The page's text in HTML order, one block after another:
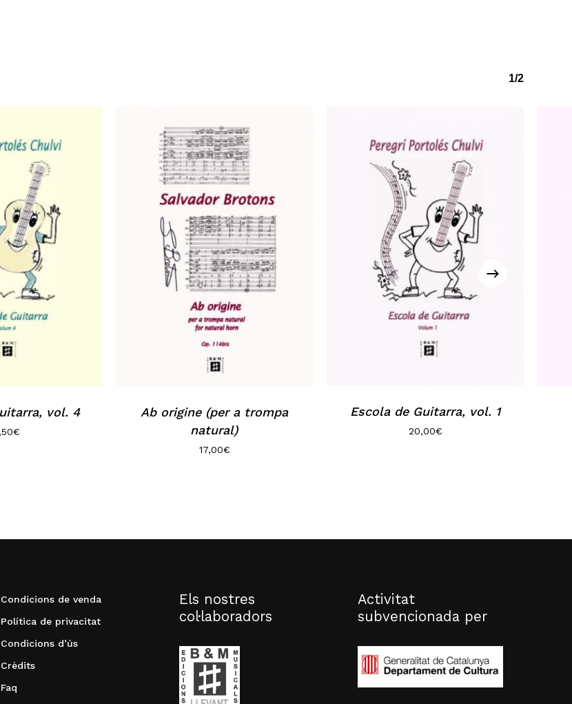
1/2
vol. 4
€
Ab origine (per a trompa
natural)
17,00€
Escola de Guitarra, vol. 1
20,00€
Condicions de venda
Política de privacitat
Condicions d’ús
Crèdits
Faq
Els nostres
col·laboradors
Activitat
subvencionada per